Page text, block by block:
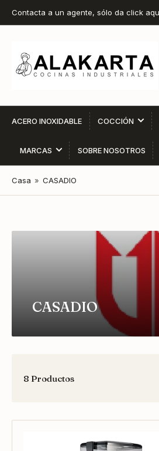
Contacta a un agente, sólo da click
ACERO INOXIDABLE COCCIÓN
MARCAS SOBRE NOSOTROS
Casa » CASADIO
CASADIO
8 Productos